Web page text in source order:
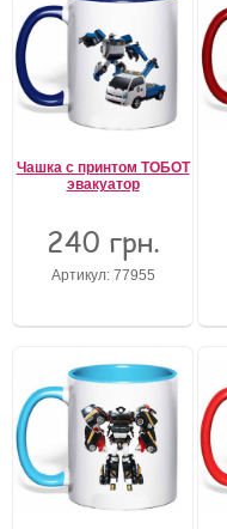
Чашка с принтом ТОБОТ
эвакуатор
240 грн.
Артикул: 77955